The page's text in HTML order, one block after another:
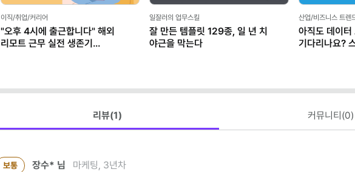
이직/취업/커리어
"오후 4시에 출근합니다" 해외
리모트 근무 실전 생존기
일잘러의 업무스킬
잘 만든 템플릿 129종, 일 년 치
야근을 막는다
산업/비즈니스 트렌
아직도 데이터
기다리나요?
리뷰(1) 커뮤니티(0)
보통 장수* 님 마케팅, 3년차